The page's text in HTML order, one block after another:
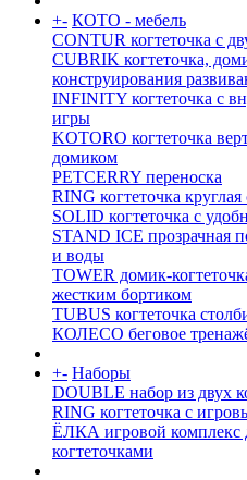
+- КОТО - мебель
CONTUR когтеточка с
CUBRIK когтеточка,
конструирования
INFINITY когтеточка с
игры
KOTORO когтеточка
домиком
PETCERRY переноска
RING когтеточка
SOLID когтеточка с
STAND ICE прозрачная
и воды
TOWER домик-
жестким бортиком
TUBUS когтеточка
КОЛЕСО беговое
+- Наборы
DOUBLE набор из двух
RING когтеточка c
ЁЛКА игровой комплекс
когтеточками